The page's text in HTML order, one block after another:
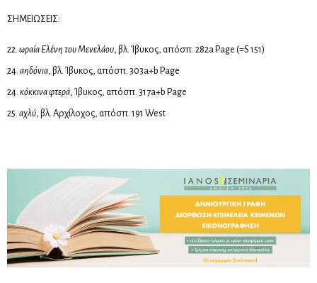
ΣΗΜΕΙΩΣΕΙΣ:
22. ωραία Ελέ­νη του Με­νε­λά­ου, βλ. Ίβυ­κος, από­σπ. 282a Page (=S 151)
24. αη­δό­νια, βλ. Ίβυ­κος, από­σπ. 303a+b Page
24. κόκ­κι­να φτε­ρά, Ίβυ­κος, από­σπ. 317a+b Page
25. αχλύ, βλ. Αρ­χί­λο­χος, από­σπ. 191 West